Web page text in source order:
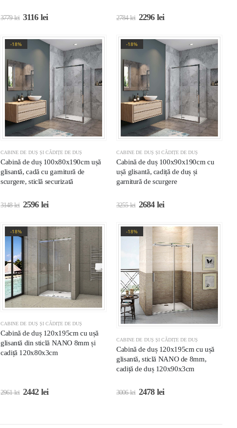
3779lei 3116 lei 2784lei 2296 lei
-18%
CABINE DE DUȘ ȘI CĂDIȚE DE DUȘ
Cabină de duș 100x80x190cm ușă
glisantă, cadă cu garnitură de
scurgere, sticlă securizată
3148lei 2596 lei
-18%
CABINE DE DUȘ ȘI CĂDIȚE DE DUȘ
Cabină de duș 100x90x190cm cu
ușă glisantă, cadiță de duș și
garnitură de scurgere
3255lei 2684 lei
-18%
CABINE DE DUȘ ȘI CĂDIȚE DE DUȘ
Cabină de duș 120x195cm cu ușă
glisantă din sticlă NANO 8mm și
cadiță 120x80x3cm
2961lei 2442 lei
-18%
CABINE DE DUȘ ȘI CĂDIȚE DE DUȘ
Cabină de duș 120x195cm cu ușă
glisantă, sticlă NANO de 8mm,
cadiță de duș 120x90x3cm
3006lei 2478 lei